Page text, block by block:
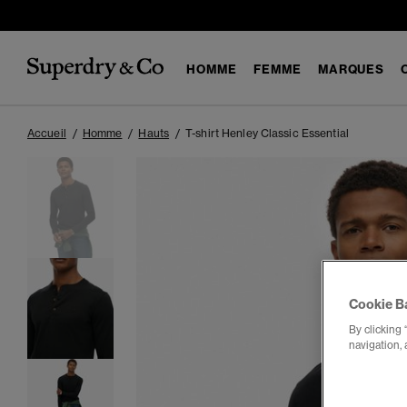
HOMME FEMME MARQUES
Accueil Homme Hauts T-shirt Henley Classic Essential
Cookie
By clicking
navigation,